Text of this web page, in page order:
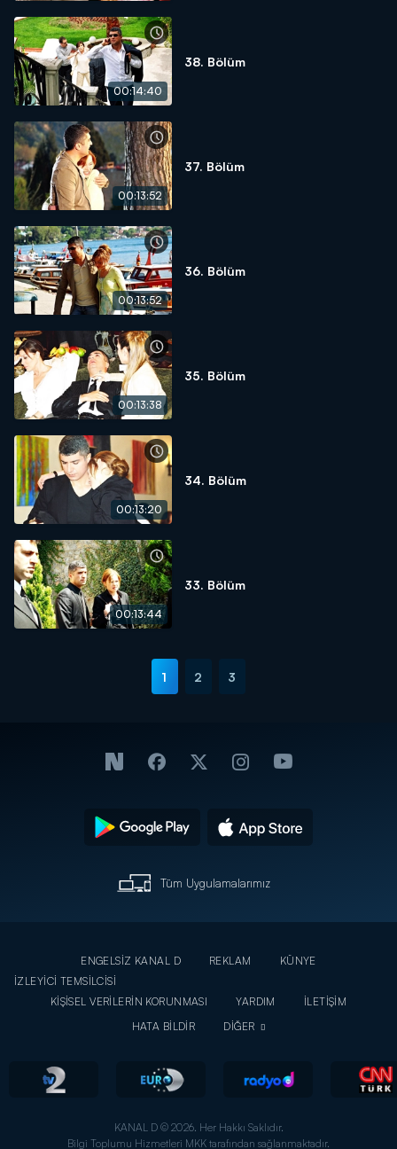
00:14:40
38. Bölüm
00:13:52
37. Bölüm
00:13:52
36. Bölüm
00:13:38
35. Bölüm
00:13:20
34. Bölüm
00:13:44
33. Bölüm
1 2 3
Tüm Uygulamalarımız
ENGELSİZ KANAL D REKLAM
KÜNYE
İZLEYİCİ TEMSİLCİSİ
KİŞİSEL VERİLERİN KORUNMASI
YARDIM
İLETİŞİM
HATA BİLDİR
DİĞER
KANAL D © 2026. Her Hakkı Saklıdır.
Bilgi Toplumu Hizmetleri MKK tarafından sağlanmaktadır.